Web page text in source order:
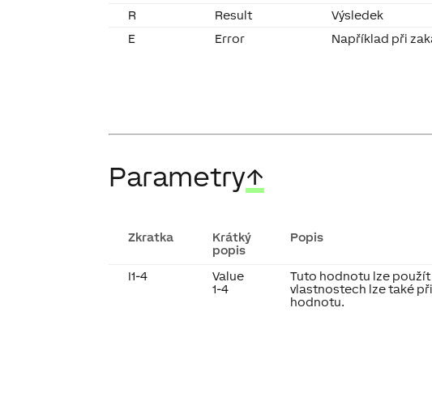
R
Result Výsledek
E
Error Například při
Parametry↑
Zkratka
Krátký
popis
Popis
I1-4
Value
1-4
Tuto hodnotu lze použít
vlastnostech lze také
hodnotu.